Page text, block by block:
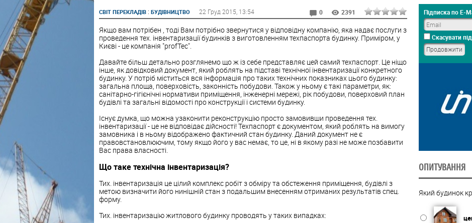
СВІТ ПЕРЕКЛАДІВ: БУДІВНИЦТВО 22 Груд 2015 , 13:54 0 2391
Якщо вам потрібен , тоді Вам потрібно звернутися у відповідну компанію, яка надає послуги з
проведення тех. інвентаризації будинків з виготовленням техпаспорта будинку. Приміром, у
Києві - це компанія "profTec".
Давайте більш детально розглянемо що ж із себе представляє цей самий техпаспорт. Це ніщо
інше, як довідковий документ, який роблять на підставі технічної інвентаризації конкретного
будинку. У потріб міститься вся інформація про таких технічних показниках цього будинку:
загальна площа, поверховість, законність побудови. Також у ньому є такі параметри, як:
санітарно-гігієнічні нормативи приміщення, інженерні мережі, рік побудови, поверховий план
будівлі та загальні відомості про конструкції і системи будинку.
Існує думка, що можна узаконити реконструкцію просто замовивши проведення тех.
інвентаризації - це не відповідає дійсності! Техпаспорт є документом, який роблять на вимогу
замовника і в ньому відображено фактичний стан будинку. Даний документ не є
правовстановлюючим, тому якщо його у вас немає, то це, ні в якому разі не може позбавити
Вас права власності.
Що таке технічна інвентаризація?
Тих. інвентаризація це цілий комплекс робіт з обміру та обстеження приміщення, будівлі з
метою визначити його нинішній стан з подальшим внесенням отриманих результатів спец.
форму.
Тих. інвентаризацію житлового будинку проводять у таких випадках:
Підписка по E-
Скасувати
ОПИТУВАННЯ
Який будинок